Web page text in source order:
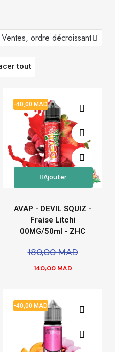
tout
-40,00 MAD
Ajouter
AVAP - DEVIL SQUIZ -
Fraise Litchi
00MG/50ml - ZHC
180,00 MAD
140,00 MAD
-40,00 MAD